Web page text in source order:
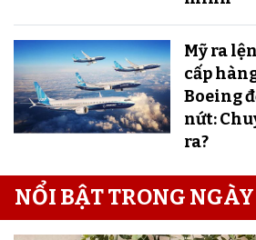
Mỹ ra
cấp
Boeing
nứt:
ra?
NỔI BẬT TRONG NGÀY